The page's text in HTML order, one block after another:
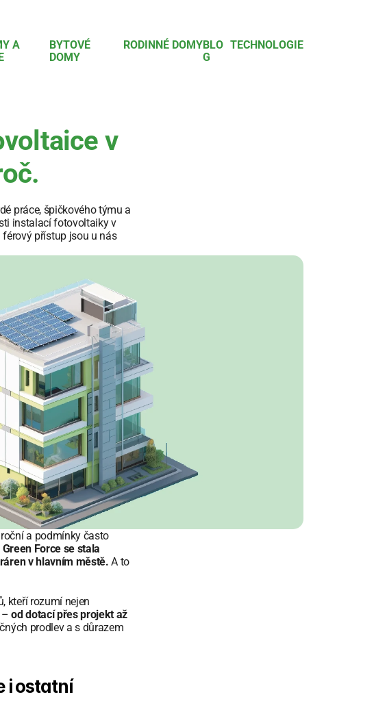
A
BYTOVÉ
DOMY
RODINNÉ DOMYBLO
G
TECHNOLOGIE
v
práce, špičkového týmu a
instalací fotovoltaiky v
přístup jsou u nás
a podmínky často
Green Force se stala
v hlavním městě. A to
kteří rozumí nejen
– od dotací přes projekt až
prodlev a s důrazem
i ostatní